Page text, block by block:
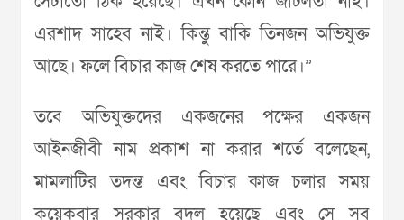
এরশাদ সাহেব নাই। কিন্তু বাকি তিনজন অভিযুক্ত
আছে। ফলে বিচার কাজ শেষ করতে পারে।”
তবে অভিযুক্তদের একজনের পক্ষের একজন
আইনজীবী নাম প্রকাশ না করার শর্তে বলেছেন,
মামলাটির তদন্ত এবং বিচার কাজ চলার সময়
কয়েকবার সরকার বদল হয়েছে এবং সে সব